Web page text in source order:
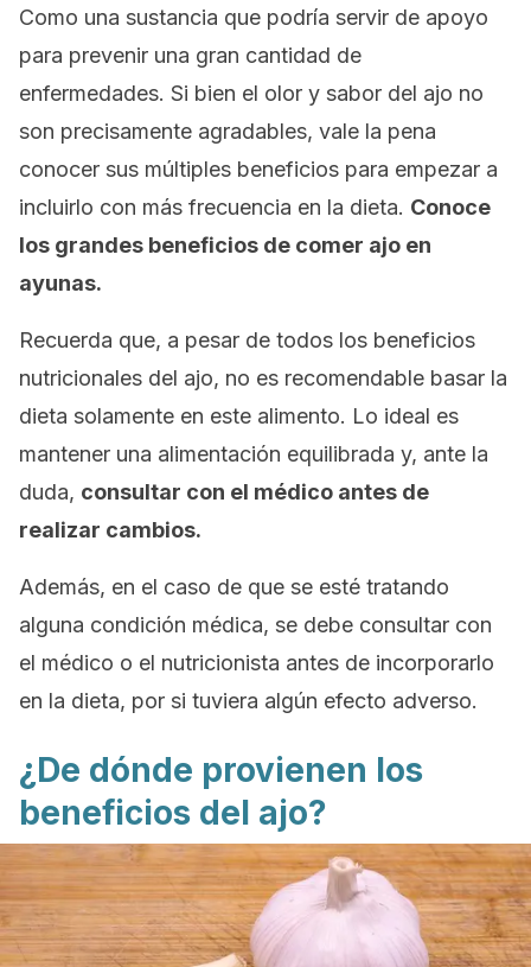
Como una sustancia que podría servir de apoyo
para prevenir una gran cantidad de
enfermedades. Si bien el olor y sabor del ajo no
son precisamente agradables, vale la pena
conocer sus múltiples beneficios para empezar a
incluirlo con más frecuencia en la dieta. Conoce
los grandes beneficios de comer ajo en
ayunas.
Recuerda que, a pesar de todos los beneficios
nutricionales del ajo, no es recomendable basar la
dieta solamente en este alimento. Lo ideal es
mantener una alimentación equilibrada y, ante la
duda, consultar con el médico antes de
realizar cambios.
Además, en el caso de que se esté tratando
alguna condición médica, se debe consultar con
el médico o el nutricionista antes de incorporarlo
en la dieta, por si tuviera algún efecto adverso.
¿De dónde provienen los
beneficios del ajo?